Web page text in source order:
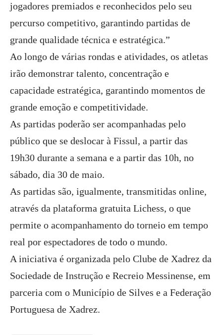
jogadores premiados e reconhecidos pelo seu
percurso competitivo, garantindo partidas de
grande qualidade técnica e estratégica.”
Ao longo de várias rondas e atividades, os atletas
irão demonstrar talento, concentração e
capacidade estratégica, garantindo momentos de
grande emoção e competitividade.
As partidas poderão ser acompanhadas pelo
público que se deslocar à Fissul, a partir das
19h30 durante a semana e a partir das 10h, no
sábado, dia 30 de maio.
As partidas são, igualmente, transmitidas online,
através da plataforma gratuita Lichess, o que
permite o acompanhamento do torneio em tempo
real por espectadores de todo o mundo.
A iniciativa é organizada pelo Clube de Xadrez da
Sociedade de Instrução e Recreio Messinense, em
parceria com o Município de Silves e a Federação
Portuguesa de Xadrez.